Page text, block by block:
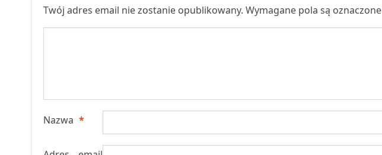
Twój adres email nie zostanie opublikowany. Wymagane pola są oznaczone
Nazwa *